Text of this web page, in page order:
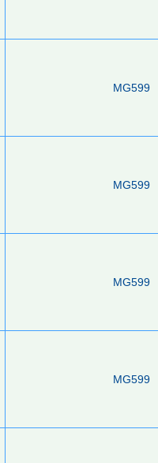
MG599
MG599
MG599
MG599